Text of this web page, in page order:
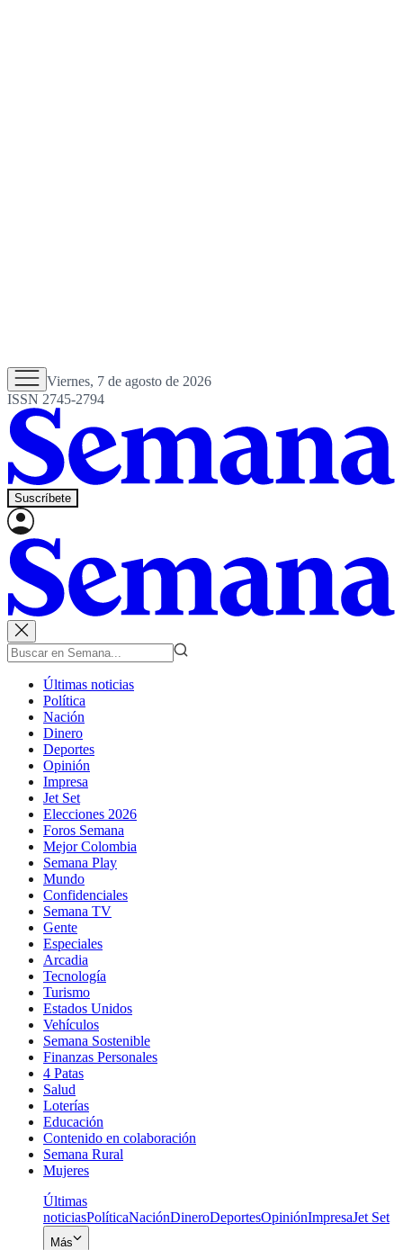
Viernes, 7 de agosto de 2026
ISSN 2745-2794
Suscríbete
Últimas noticias
Política
Nación
Dinero
Deportes
Opinión
Impresa
Jet Set
Elecciones 2026
Foros Semana
Mejor Colombia
Semana Play
Mundo
Confidenciales
Semana TV
Gente
Especiales
Arcadia
Tecnología
Turismo
Estados Unidos
Vehículos
Semana Sostenible
Finanzas Personales
4 Patas
Salud
Loterías
Educación
Contenido en colaboración
Semana Rural
Mujeres
Últimas
noticiasPolíticaNaciónDineroDeportesOpiniónImpresaJet Set
Más